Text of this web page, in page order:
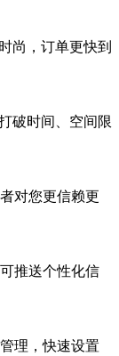
尚，订单更快到
破时间、空间限
对您更信赖更
推送个性化信
理，快速设置